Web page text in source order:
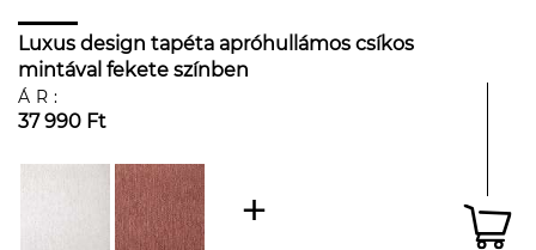
Luxus design tapéta apróhullámos csíkos
mintával fekete színben
ÁR:
37 990 Ft